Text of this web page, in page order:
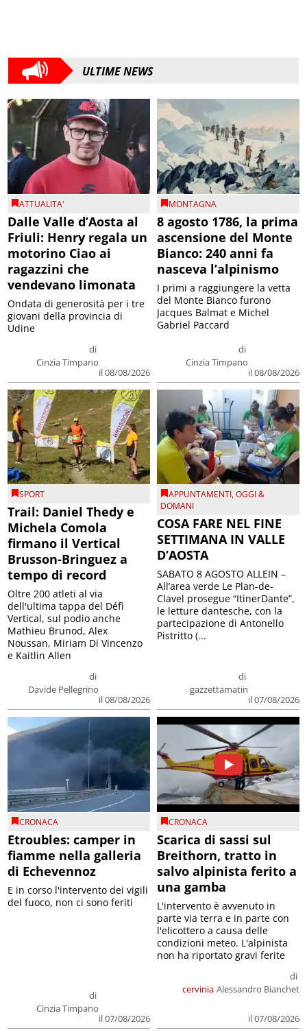
ULTIME NEWS
ATTUALITA'
Dalle Valle d’Aosta al
Friuli: Henry regala un
motorino Ciao ai
ragazzini che
vendevano limonata
di
Cinzia Timpano
il 08/08/2026
Ondata di generosità per i tre
giovani della provincia di
Udine
MONTAGNA
8 agosto 1786, la prima
ascensione del Monte
Bianco: 240 anni fa
nasceva l’alpinismo
di
Cinzia Timpano
il 08/08/2026
I primi a raggiungere la vetta
del Monte Bianco furono
Jacques Balmat e Michel
Gabriel Paccard
SPORT
Trail: Daniel Thedy e
Michela Comola
firmano il Vertical
Brusson-Bringuez a
tempo di record
di
Davide Pellegrino
il 08/08/2026
Oltre 200 atleti al via
dell'ultima tappa del Défì
Vertical, sul podio anche
Mathieu Brunod, Alex
Noussan, Miriam Di Vincenzo
e Kaitlin Allen
APPUNTAMENTI,OGGI &
DOMANI
COSA FARE NEL FINE
SETTIMANA IN VALLE
D’AOSTA
di
gazzettamatin
il 07/08/2026
SABATO 8 AGOSTO ALLEIN –
All’area verde Le Plan-de-
Clavel prosegue “ItinerDante”,
le letture dantesche, con la
partecipazione di Antonello
Pistritto (...
CRONACA
Etroubles: camper in
fiamme nella galleria
di Echevennoz
di
Cinzia Timpano
il 07/08/2026
E in corso l'intervento dei vigili
del fuoco, non ci sono feriti
CRONACA
Scarica di sassi sul
Breithorn, tratto in
salvo alpinista ferito a
una gamba
cervinia
di
Alessandro Bianchet
il 07/08/2026
L'intervento è avvenuto in
parte via terra e in parte con
l'elicottero a causa delle
condizioni meteo. L'alpinista
non ha riportato gravi ferite